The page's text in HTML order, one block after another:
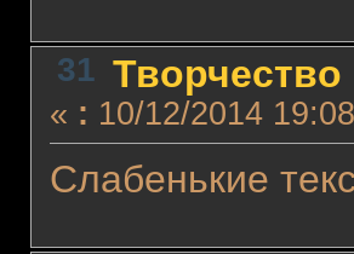
31 Творчество
« : 10/12/2014
Слабенькие